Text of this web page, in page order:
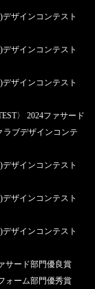
首都圏】
（土）・
6/17（土）・
5/20（土）・
）・4/15(土）・
ザインコンテスト
ザインコンテスト
ザインコンテスト
〉 2024ファサード
ラブデザインコンテ
ザインコンテスト
ザインコンテスト
ザインコンテスト
サード部門優良賞
ォーム部門優秀賞